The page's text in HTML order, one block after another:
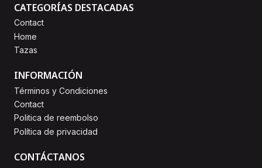
CATEGORÍAS DESTACADAS
Contact
Home
Tazas
INFORMACIÓN
Términos y Condiciones
Contact
Politica de reembolso
Política de privacidad
CONTÁCTANOS